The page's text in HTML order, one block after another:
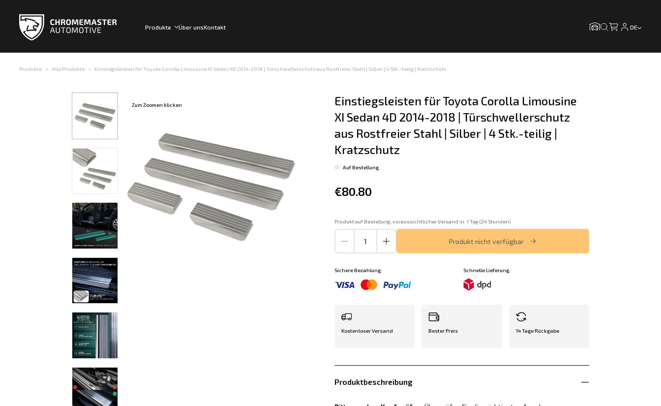
Produkte Über unsKontakt DE
Produkte Alle Produkte Einstiegsleisten für Toyota Corolla Limousine XI Sedan 4D 2014-2018 | Türschwellerschutz aus Rostfreier Stahl | Silber | 4 Stk.-teilig | Kratzschutz
Zum Zoomen klicken
Einstiegsleisten für Toyota Corolla Limousine
XI Sedan 4D 2014-2018 | Türschwellerschutz
aus Rostfreier Stahl | Silber | 4 Stk.-teilig |
Kratzschutz
Auf Bestellung
€80.80
Produkt auf Bestellung, voraussichtlicher Versand in: 1 Tag (24 Stunden)
Produkt nicht verfügbar
Sichere Bezahlung: Schnelle Lieferung:
Kostenloser Versand Bester Preis 14 Tage Rückgabe
Produktbeschreibung